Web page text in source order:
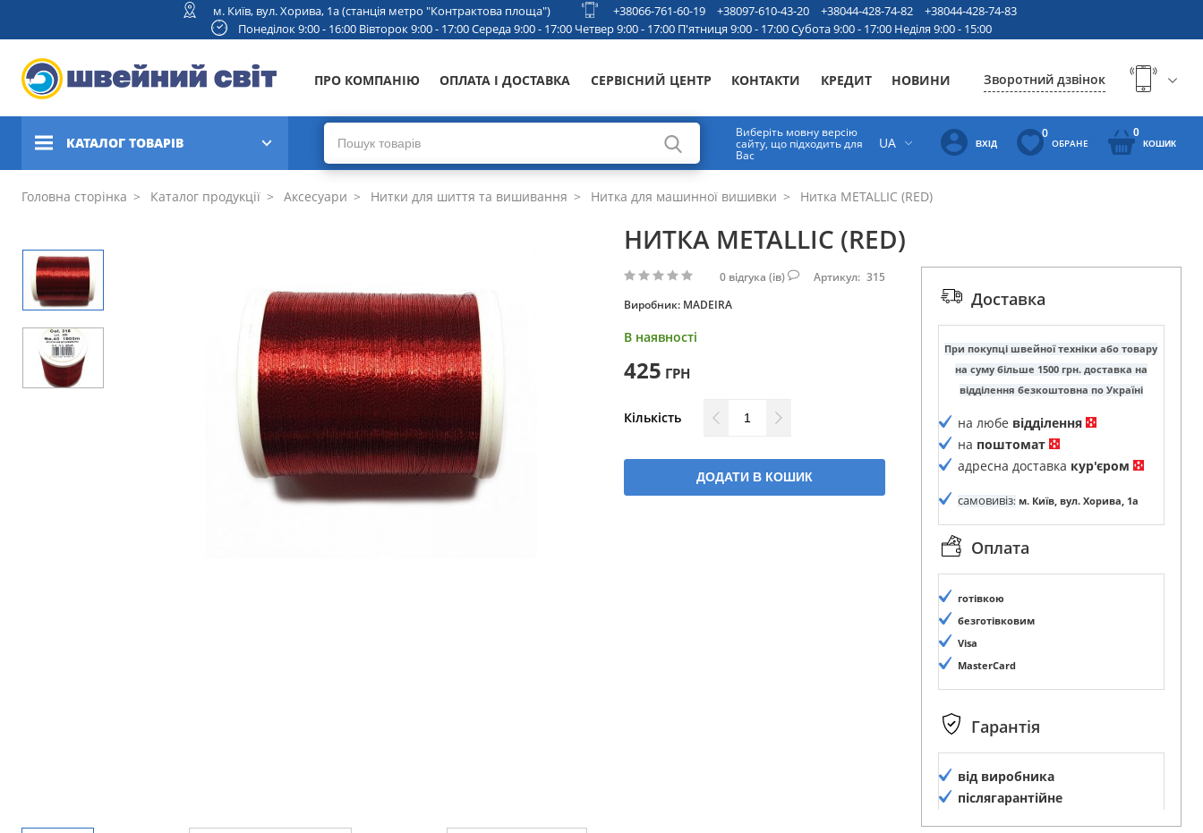
м. Київ, вул. Хорива, 1а (станція метро "Контрактова площа") +38066-761-60-19 +38097-610-43-20 +38044-428-74-82
+38044-428-74-83
Понеділок 9:00 - 16:00 Вівторок 9:00 - 17:00 Середа 9:00 - 17:00 Четвер 9:00 - 17:00 П'ятниця 9:00 - 17:00 Субота 9:00 - 17:00 Неділя 9:00 - 15:00
ПРО КОМПАНІЮ ОПЛАТА І ДОСТАВКА СЕРВІСНИЙ ЦЕНТР КОНТАКТИ КРЕДИТ НОВИНИ Зворотний дзвінок
КАТАЛОГ ТОВАРІВ
Швейні машини
вишивальні машини
Коверлоки, оверлоки,
плоскошовні машини
В'язальні машини
Виберіть мовну версію
сайту, що підходить для
Вас
UA ВХІД
0
ОБРАНЕ
0
КОШИК
Головна сторінка Каталог продукції Аксесуари Нитки для шиття та вишивання Нитка для машинної вишивки Нитка METALLIC (RED)
НИТКА METALLIC (RED)
0 відгука (ів) Артикул: 315
Виробник: MADEIRA
В наявності
425 ГРН
Кількість
ДОДАТИ В КОШИК
Доставка
При покупці швейної техніки або товару
на суму більше 1500 грн. доставка на
відділення безкоштовна по Україні
на любе відділення
на поштомат
адресна доставка кур'єром
самовивіз: м. Київ, вул. Хорива, 1а
Оплата
готівкою
безготівковим
Visa
MasterCard
Гарантія
від виробника
післягарантійне